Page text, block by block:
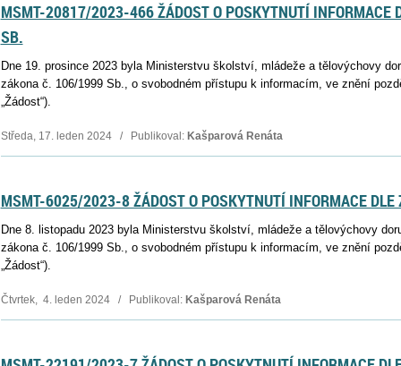
MSMT-20817/2023-466 ŽÁDOST O POSKYTNUTÍ INFORMACE
SB.
Dne 19. prosince 2023 byla Ministerstvu školství, mládeže a tělovýchovy
zákona č. 106/1999 Sb., o svobodném přístupu k informacím, ve znění
„Žádost“).
Středa, 17. leden 2024 / Publikoval: Kašparová Renáta
MSMT-6025/2023-8 ŽÁDOST O POSKYTNUTÍ INFORMACE
Dne 8. listopadu 2023 byla Ministerstvu školství, mládeže a tělovýchovy
zákona č. 106/1999 Sb., o svobodném přístupu k informacím, ve znění
„Žádost“).
Čtvrtek, 4. leden 2024 / Publikoval: Kašparová Renáta